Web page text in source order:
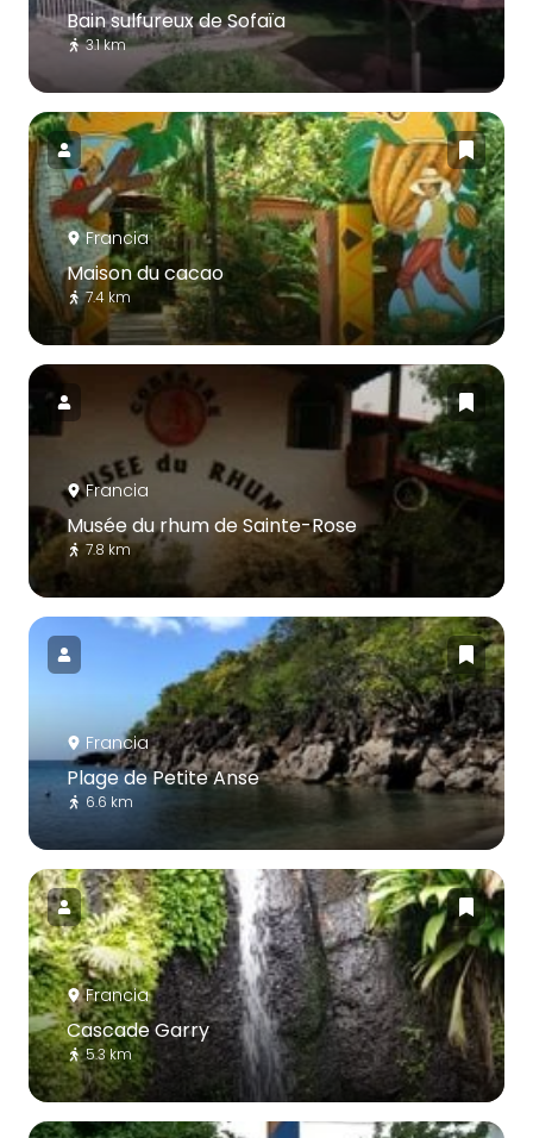
Bain sulfureux de Sofaïa
3.1 km
Francia
Maison du cacao
7.4 km
Francia
Musée du rhum de Sainte-Rose
7.8 km
Francia
Plage de Petite Anse
6.6 km
Francia
Cascade Garry
5.3 km